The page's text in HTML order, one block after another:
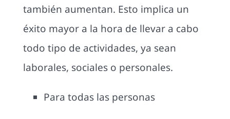
también aumentan. Esto implica un
éxito mayor a la hora de llevar a cabo
todo tipo de actividades, ya sean
laborales, sociales o personales.
Para todas las personas